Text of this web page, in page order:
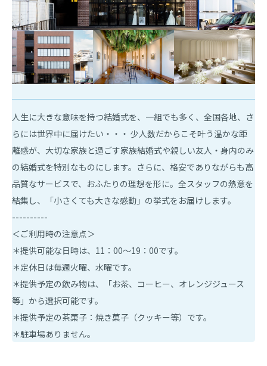
人生に大きな意味を持つ結婚式を、一組でも多く、全国各地、さ
らには世界中に届けたい・・・ 少人数だからこそ叶う温かな距
離感が、大切な家族と過ごす家族結婚式や親しい友人・身内のみ
の結婚式を特別なものにします。さらに、格安でありながらも高
品質なサービスで、おふたりの理想を形に。全スタッフの熱意を
結集し、「小さくても大きな感動」の挙式をお届けします。
----------
＜ご利用時の注意点＞
＊提供可能な日時は、11：00～19：00です。
＊定休日は毎週火曜、水曜です。
＊提供予定の飲み物は、「お茶、コーヒー、オレンジジュース
等」から選択可能です。
＊提供予定の茶菓子：焼き菓子（クッキー等）です。
＊駐車場ありません。